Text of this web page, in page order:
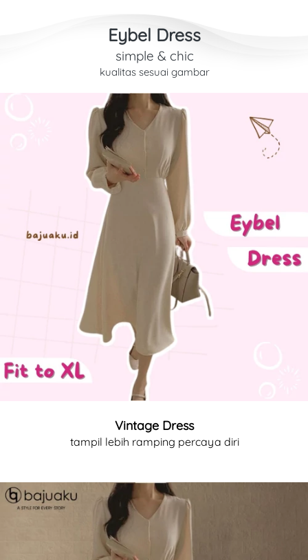
Eybel Dress
simple & chic
kualitas sesuai gambar
Vintage Dress
tampil lebih ramping percaya diri